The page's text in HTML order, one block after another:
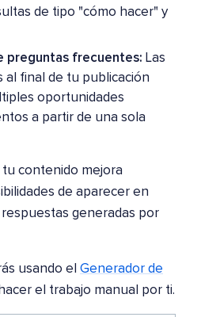
de tipo "cómo hacer" y
preguntas frecuentes: Las
final de tu publicación
oportunidades
a partir de una sola
tu contenido mejora
de aparecer en
generadas por
usando el Generador de
el trabajo manual por ti.